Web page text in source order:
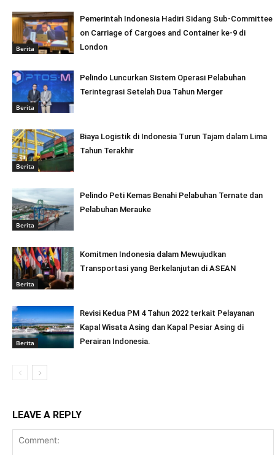
Berita
Pemerintah Indonesia Hadiri Sidang Sub-Committee
on Carriage of Cargoes and Container ke-9 di
London
Berita
Pelindo Luncurkan Sistem Operasi Pelabuhan
Terintegrasi Setelah Dua Tahun Merger
Berita
Biaya Logistik di Indonesia Turun Tajam dalam Lima
Tahun Terakhir
Berita
Pelindo Peti Kemas Benahi Pelabuhan Ternate dan
Pelabuhan Merauke
Berita
Komitmen Indonesia dalam Mewujudkan
Transportasi yang Berkelanjutan di ASEAN
Berita
Revisi Kedua PM 4 Tahun 2022 terkait Pelayanan
Kapal Wisata Asing dan Kapal Pesiar Asing di
Perairan Indonesia.
LEAVE A REPLY